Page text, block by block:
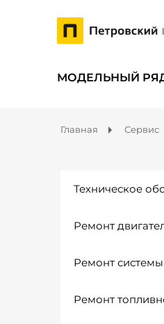
МОДЕЛЬНЫЙ
Главная Сервис
Техническое
Ремонт
Ремонт
Ремонт